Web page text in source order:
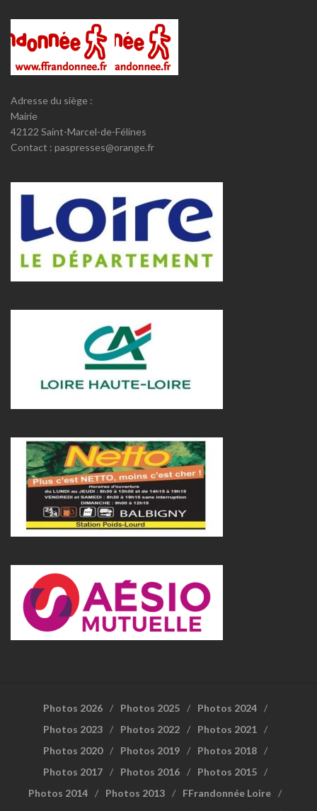
Adresse du siège :
Mairie
42122 Saint-Marcel-de-Félines
Contact : paspresses@orange.fr
Photos 2026 Photos 2025
Photos 2024
Photos 2023
Photos 2022
Photos 2021
Photos 2020
Photos 2019
Photos 2018
Photos 2017
Photos 2016
Photos 2015
Photos 2014
Photos 2013
FFrandonnée Loire